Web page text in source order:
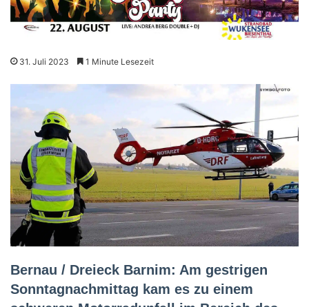
31. Juli 2023 1 Minute Lesezeit
Bernau / Dreieck Barnim: Am gestrigen
Sonntagnachmittag kam es zu einem